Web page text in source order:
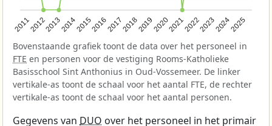
201120122013201420152016201720182019202020212022202320242025
Bovenstaande grafiek toont de data over het personeel in
FTE en personen voor de vestiging Rooms-Katholieke
Basisschool Sint Anthonius in Oud-Vossemeer. De linker
vertikale-as toont de schaal voor het aantal FTE, de rechter
vertikale-as toont de schaal voor het aantal personen.
Gegevens van DUO over het personeel in het primair